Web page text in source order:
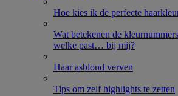
Hoe kies ik de perfecte
Wat betekenen de
welke past… bij mij?
Haar asblond verven
Tips om zelf highlights te zetten